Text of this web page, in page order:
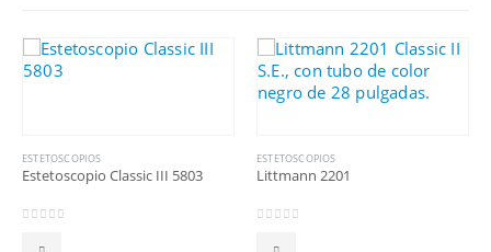
ESTETOSCOPIOS
Estetoscopio Classic III 5803
ESTETOSCOPIOS
Littmann 2201